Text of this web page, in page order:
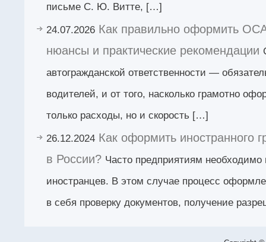
письме С. Ю. Витте, […]
24.07.2026 Как правильно оформить
нюансы и практические рекомендации
автогражданской ответственности —
водителей, и от того, насколько грамотно
только расходы, но и скорость […]
26.12.2024 Как оформить иностранного
в России? Часто предприятиям необходимо
иностранцев. В этом случае процесс
в себя проверку документов, получение